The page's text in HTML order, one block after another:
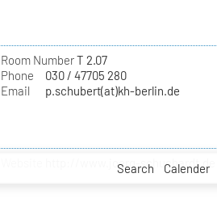
Search Calender
Room NumberT 2.07
Phone
030 / 47705 280
Email
p.schubert(at)kh-berlin.de
http://www.joerg-schuchardt.de